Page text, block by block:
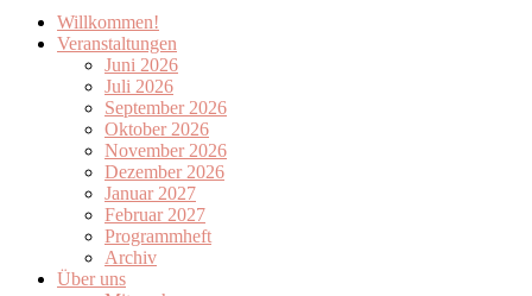
Willkommen!
Veranstaltungen
Juni 2026
Juli 2026
September 2026
Oktober 2026
November 2026
Dezember 2026
Januar 2027
Februar 2027
Programmheft
Archiv
Über uns